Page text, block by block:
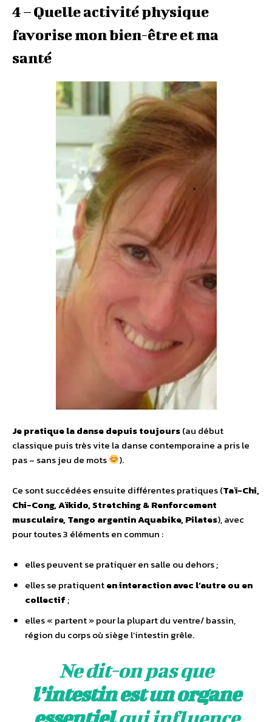
4 – Quelle activité physique
favorise mon bien-être et ma
santé
Je pratique la danse depuis toujours(au début
classique puis très vite la danse contemporaine a pris le
pas – sans jeu de mots
).
Ce sont succédées ensuite différentes pratiques (Taï-Chi,
Chi-Cong, Aïkido, Stretching & Renforcement
musculaire, Tango argentin Aquabike, Pilates), avec
pour toutes 3 éléments en commun :
elles peuvent se pratiquer en salle ou dehors ;
elles se pratiquenten interaction avec l’autre ou en
collectif;
elles « partent » pour la plupart du ventre/ bassin,
région du corps où siège l’intestin grêle.
Ne dit-on pas que
l’intestin est un organe
essentielqui influence